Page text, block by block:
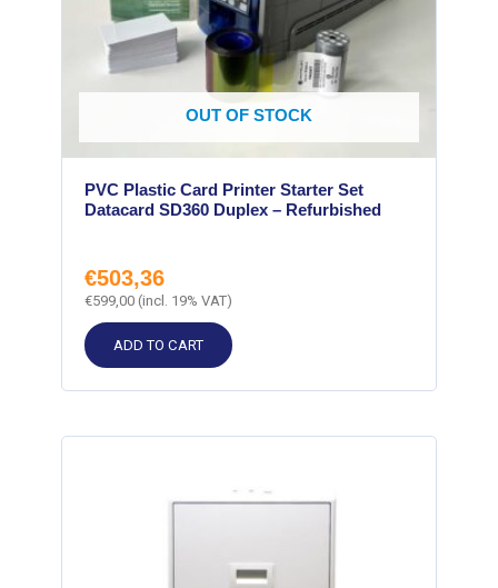
OUT OF STOCK
PVC Plastic Card Printer Starter Set
Datacard SD360 Duplex – Refurbished
€503,36
€599,00 (incl. 19% VAT)
ADD TO CART